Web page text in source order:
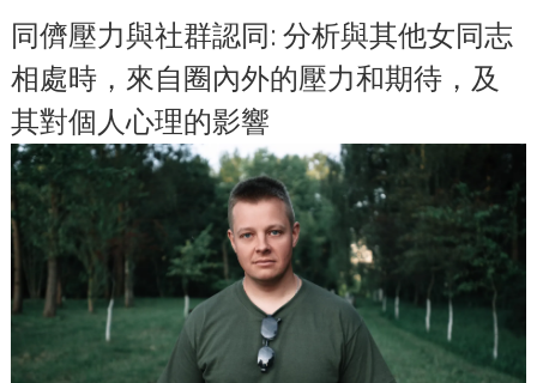
同儕壓力與社群認同: 分析與其他女同志
相處時，來自圈內外的壓力和期待，及
其對個人心理的影響